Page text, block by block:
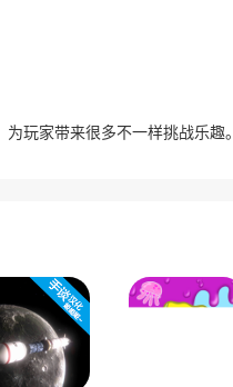
玩家带来很多不一样挑战乐趣。